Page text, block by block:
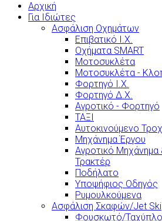
Αρχική
Για Ιδιώτες
Ασφάλιση Οχημάτων
Επιβατικό Ι.Χ.
Οχήματα SMART
Μοτοσυκλέτα
Μοτοσυκλέτα -
Φορτηγό Ι.Χ.
Φορτηγό Δ.Χ.
Αγροτικό - Φορτηγό
ΤΑΞΙ
Αυτοκινούμενο
Μηχάνημα Έργου
Αγροτικό Μηχάνημα
Τρακτέρ
Ποδήλατο
Υποψήφιος Οδηγός
Ρυμουλκούμενα
Ασφάλιση Σκαφών/Jet Ski
Φουσκωτό/